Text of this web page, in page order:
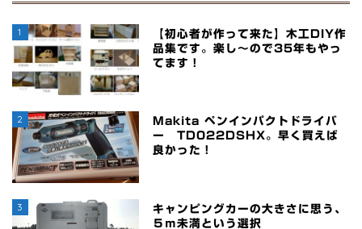
1
【初心者が作って来た】木工DIY作
品集です。楽し～ので35年もやっ
てます！
2
Makita ペンインパクトドライバ
ー TD022DSHX。早く買えば
良かった！
3
キャンピングカーの大きさに思う、
５ｍ未満という選択